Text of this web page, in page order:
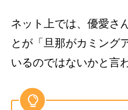
ネット上では、優愛さ
とが「旦那がカミング
いるのではないかと言